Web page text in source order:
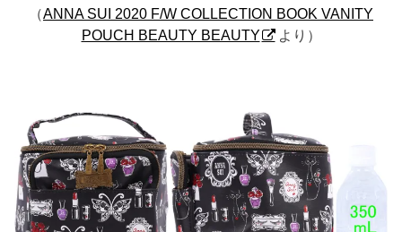
（ANNA SUI 2020 F/W COLLECTION BOOK VANITY
POUCH BEAUTY BEAUTY
より）